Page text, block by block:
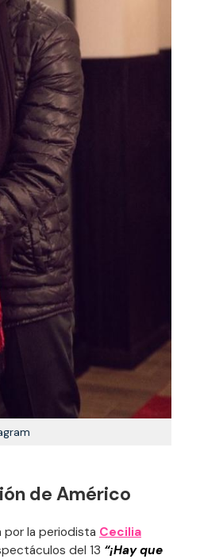
de Américo
por la periodista Cecilia
del 13 “¡Hay que